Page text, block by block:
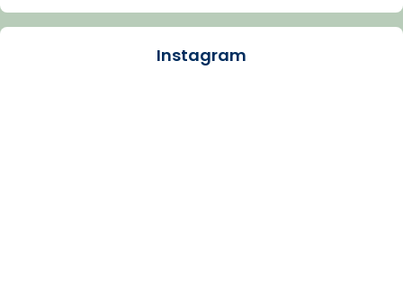
Arquebisbat de Barcelona
Instagram